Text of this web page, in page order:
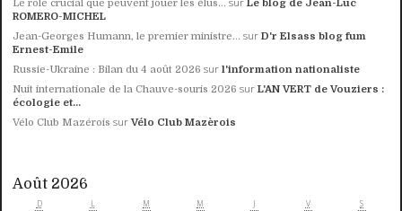
Le rôle crucial que peuvent jouer les élus...
Le blog de Jean-Luc
ROMERO-MICHEL
Jean-Georges Humann, le premier ministre... surD'r Elsass blog fum
Ernest-Emile
Russie-Ukraine : Bilan du 4 août 2026 surl'information nationaliste
Nuit internationale de la Chauve-souris 2026 surL'AN VERT de Vouziers :
écologie et...
Vélo Club Mazérois surVélo Club Mazèrois
Août 2026
D L M M V S